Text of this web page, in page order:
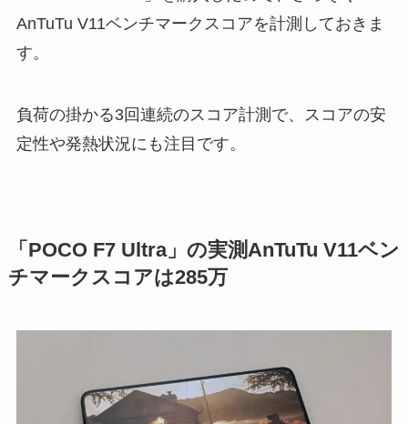
AnTuTu V11ベンチマークスコアを計測しておきま
す。
負荷の掛かる3回連続のスコア計測で、スコアの安
定性や発熱状況にも注目です。
「POCO F7 Ultra」の実測AnTuTu V11ベン
チマークスコアは285万